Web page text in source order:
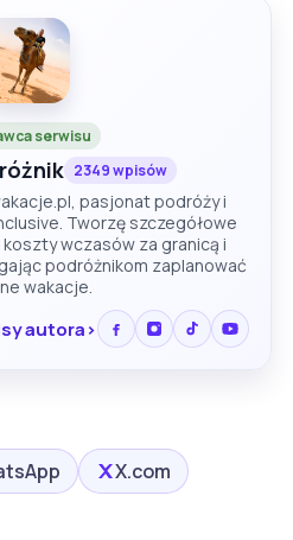
serwisu
2349 wpisów
pasjonat podróży i
Tworzę szczegółowe
wczasów za granicą i
podróżnikom zaplanować
wakacje.
autora
X.com